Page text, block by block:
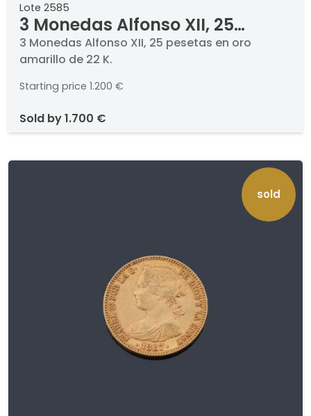
Lote 2585
3 Monedas Alfonso XII, 25
pesetas en oro amarillo de 22 K.
3 Monedas Alfonso XII, 25 pesetas en oro
amarillo de 22 K.
Starting price 1.200 €
sold by1.700 €
sold